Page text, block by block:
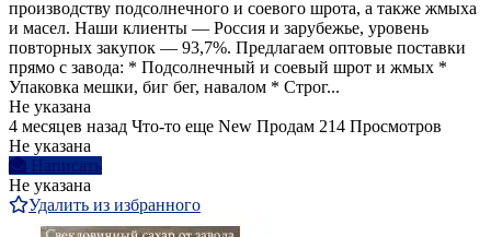
производству подсолнечного и соевого шрота, а также жмыха
и масел. Наши клиенты — Россия и зарубежье, уровень
повторных закупок — 93,7%. Предлагаем оптовые поставки
прямо с завода: * Подсолнечный и соевый шрот и жмых *
Упаковка мешки, биг бег, навалом * Строг...
Не указана
4 месяцев назад Что-то еще New Продам 214 Просмотров
Не указана
Написать
Не указана
Удалить из избранного